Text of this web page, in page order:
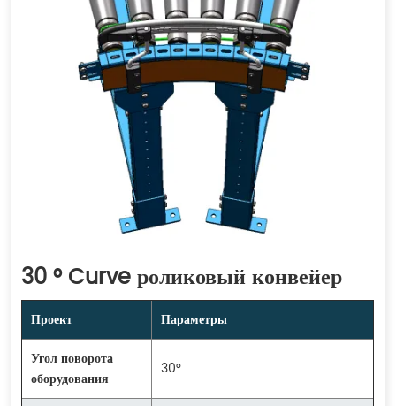
30 ° Curve роликовый конвейер
Проект
Параметры
Угол поворота
оборудования
30°